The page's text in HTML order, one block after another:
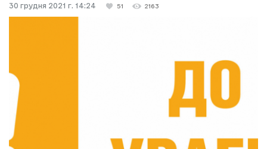
30 грудня 2021 г. 14:24 51 2163